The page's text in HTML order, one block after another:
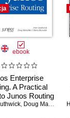
David Roy
ebook
Enterprise
A Practical
Junos Routing
2nd
, Doug Marschke ,